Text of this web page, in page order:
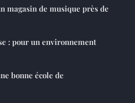
magasin de musique près de
: pour un environnement
bonne école de